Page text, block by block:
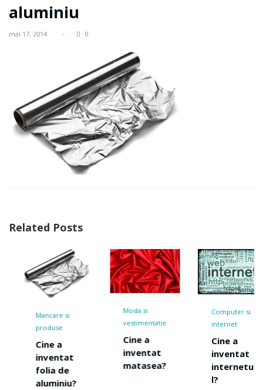
aluminiu
mai 17, 2014 0
Related Posts
Mancare si
produse
Cine a
inventat
folia de
aluminiu?
Moda si
vestimentatie
Cine a
inventat
matasea?
Computer si
internet
Cine a
inventat
internetu